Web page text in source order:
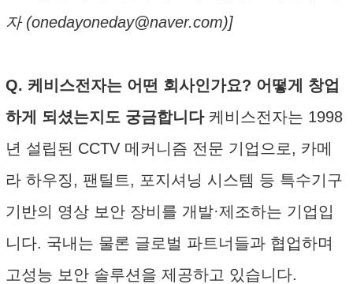
자 (onedayoneday@naver.com)]
Q. 케비스전자는 어떤 회사인가요? 어떻게 창업
하게 되셨는지도 궁금합니다케비스전자는 1998
년 설립된 CCTV 메커니즘 전문 기업으로, 카메
라 하우징, 팬틸트, 포지셔닝 시스템 등 특수기구
기반의 영상 보안 장비를 개발·제조하는 기업입
니다. 국내는 물론 글로벌 파트너들과 협업하며
고성능 보안 솔루션을 제공하고 있습니다.